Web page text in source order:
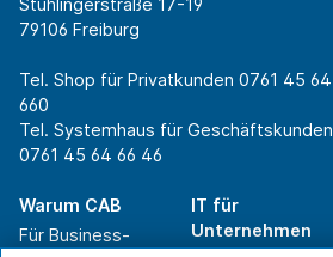
Stühlingerstraße 17-19
79106 Freiburg
Tel. Shop für Privatkunden 0761 45 64
660
Tel. Systemhaus für Geschäftskunden
0761 45 64 66 46
Warum CAB
Für Business-
IT für
Unternehmen